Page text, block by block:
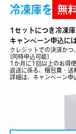
冷凍庫を 無
1セットにつき冷凍
キャンペーン申込には
クレジットでの決済か
(同時申込可能)
1か月に1回以上のお得
返送に係る、梱包費・送
詳細は、キャンペーン申